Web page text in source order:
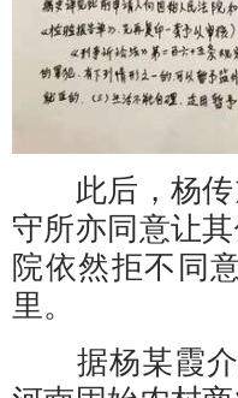
此后，杨传
守所亦同意让
院依然拒不同
里。
据杨某霞介